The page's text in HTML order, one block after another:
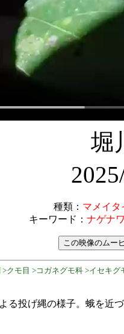
堀
種類： マメイタ
キーワード： ナゲナ
クモ目 >コガネグモ科 >イセキグ
る投げ縄の様子。蛾を近